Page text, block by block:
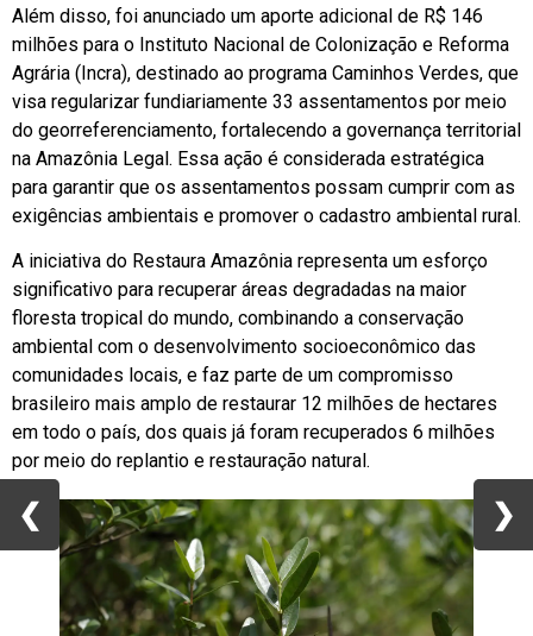
Além disso, foi anunciado um aporte adicional de R$ 146
milhões para o Instituto Nacional de Colonização e Reforma
Agrária (Incra), destinado ao programa Caminhos Verdes, que
visa regularizar fundiariamente 33 assentamentos por meio
do georreferenciamento, fortalecendo a governança territorial
na Amazônia Legal. Essa ação é considerada estratégica
para garantir que os assentamentos possam cumprir com as
exigências ambientais e promover o cadastro ambiental rural.
A iniciativa do Restaura Amazônia representa um esforço
significativo para recuperar áreas degradadas na maior
floresta tropical do mundo, combinando a conservação
ambiental com o desenvolvimento socioeconômico das
comunidades locais, e faz parte de um compromisso
brasileiro mais amplo de restaurar 12 milhões de hectares
em todo o país, dos quais já foram recuperados 6 milhões
por meio do replantio e restauração natural.
❮ ❯
❮ ❯